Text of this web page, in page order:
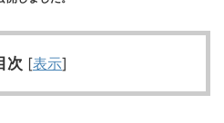
次 [表示]